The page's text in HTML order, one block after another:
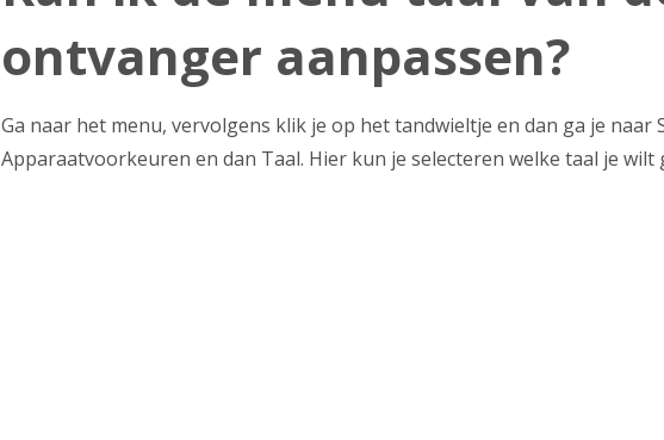
ontvanger aanpassen?
Ga naar het menu, vervolgens klik je op het tandwieltje en dan ga je naar
Apparaatvoorkeuren en dan Taal. Hier kun je selecteren welke taal je wilt